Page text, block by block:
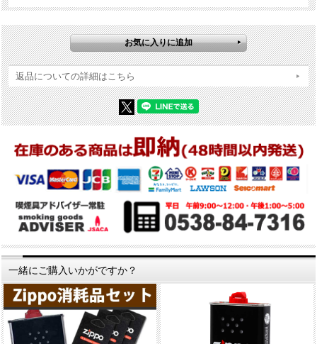
返品についての詳細はこちら
一緒にご購入いかがですか？